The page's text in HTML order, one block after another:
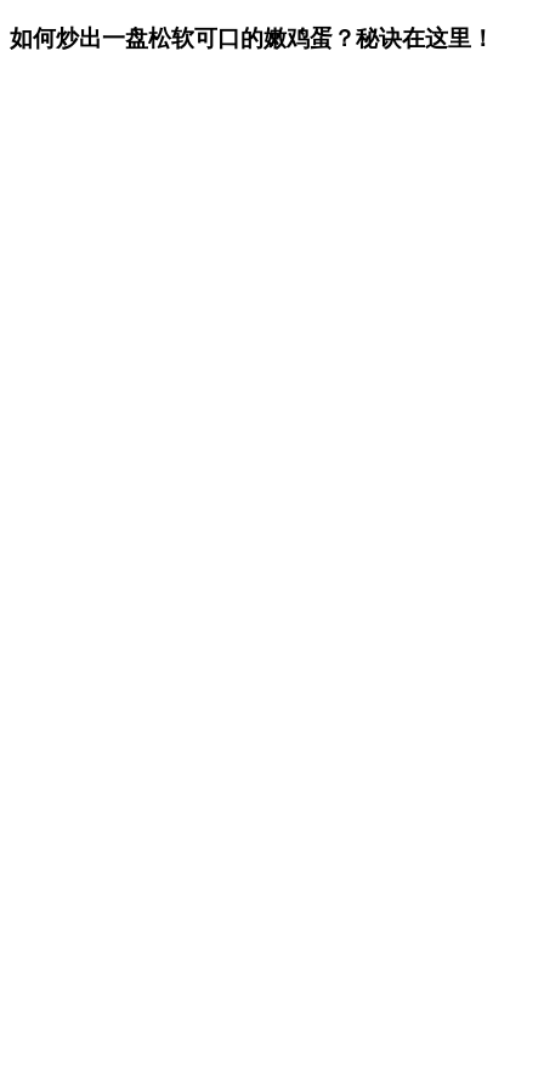
如何炒出一盘松软可口的嫩鸡蛋？秘诀在这里！